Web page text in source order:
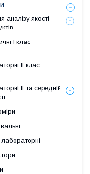
аналізу якості
І клас
ІІ клас
ІІ та середній
лабораторні